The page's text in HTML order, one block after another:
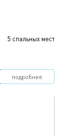
5 спальных мест
подробнее
Забронировать